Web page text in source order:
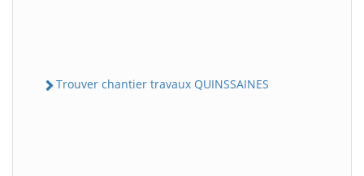
Trouver chantier travaux QUINSSAINES